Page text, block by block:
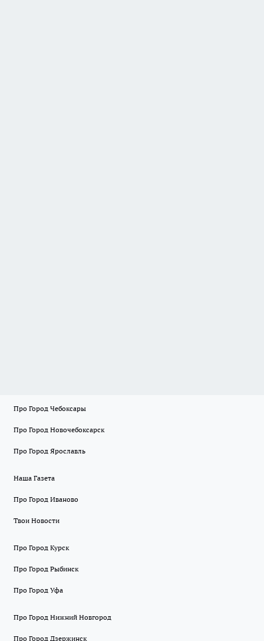
Про Город Чебоксары
Про Город Новочебоксарск
Про Город Ярославль
Наша Газета
Про Город Иваново
Твои Новости
Про Город Курск
Про Город Рыбинск
Про Город Уфа
Про Город Нижний Новгород
Про Город Дзержинск